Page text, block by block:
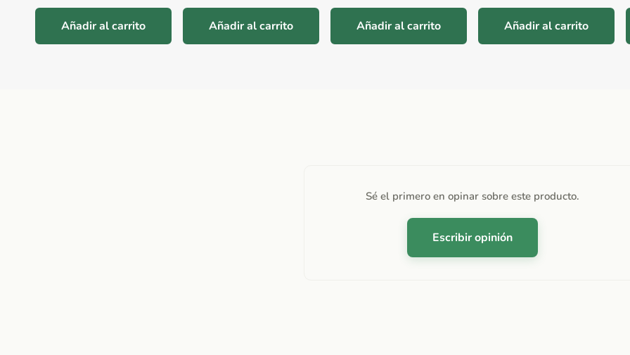
Añadir al carrito Añadir al carrito Añadir al carrito Añadir al carrito
Sé el primero en opinar sobre este producto.
Escribir opinión